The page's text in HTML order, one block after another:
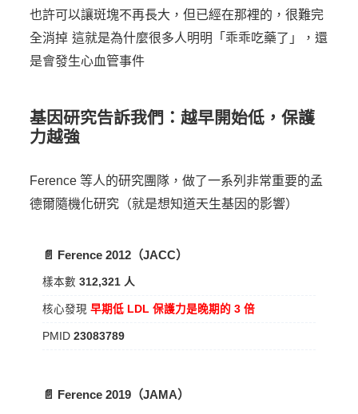
也許可以讓斑塊不再長大，但已經在那裡的，很難完
全消掉 這就是為什麼很多人明明「乖乖吃藥了」，還
是會發生心血管事件
基因研究告訴我們：越早開始低，保護
力越強
Ference 等人的研究團隊，做了一系列非常重要的孟
德爾隨機化研究（就是想知道天生基因的影響）
📄 Ference 2012（JACC）
樣本數 312,321 人
核心發現 早期低 LDL 保護力是晚期的 3 倍
PMID 23083789
📄 Ference 2019（JAMA）